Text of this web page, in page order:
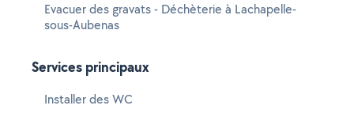
Evacuer des gravats - Déchèterie à Lachapelle-
sous-Aubenas
Services principaux
Installer des WC